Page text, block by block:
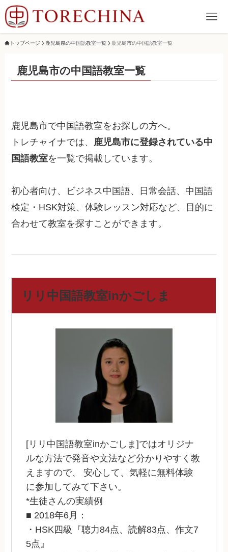
トップページ 鹿児島県の中国語教室一覧 鹿児島市の中国語教室一覧
鹿児島市の中国語教室一覧
鹿児島市で中国語教室をお探しの方へ。
トレチャイナでは、 鹿児島市に登録されている中
国語教室を一覧で掲載しています。
初心者向け、ビジネス中国語、日常会話、中国語
検定・HSK対策、体験レッスン対応など、目的に
合わせて教室を探すことができます。
リリ中国語教室inかごしま
[リリ中国語教室inかごしま]ではオリジナ
ルな方法で発音や文法など分かりやすく教
えますので、 安心して、気軽に無料体験
に参加してみて下さい。
*生徒さんの実績例
■ 2018年6月：
・HSK四級『聴力84点、読解83点、作文7
5点』